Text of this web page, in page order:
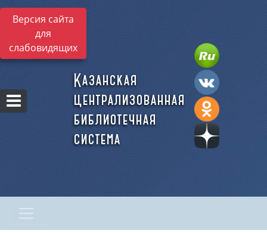
Версия сайта
для
слабовидящих
Казанская
централизованная
библиотечная
система